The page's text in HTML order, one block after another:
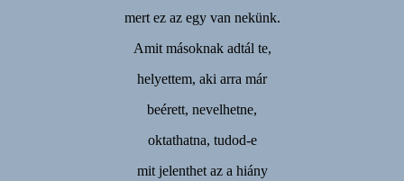
mert ez az egy van nekünk.
Amit másoknak adtál te,
helyettem, aki arra már
beérett, nevelhetne,
oktathatna, tudod-e
mit jelenthet az a hiány